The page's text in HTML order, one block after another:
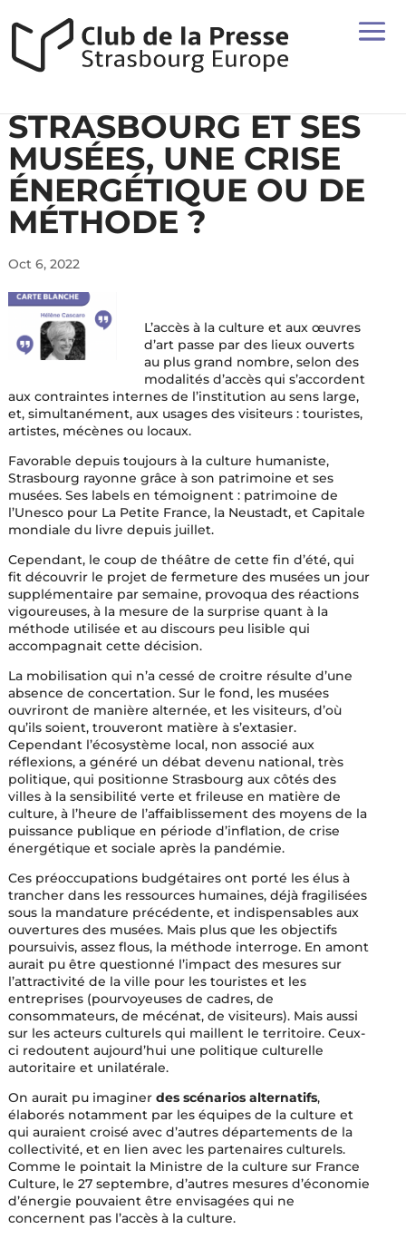
STRASBOURG ET SES
MUSÉES, UNE CRISE
ÉNERGÉTIQUE OU DE
MÉTHODE ?
Oct 6, 2022
L’accès à la culture et aux œuvres
d’art passe par des lieux ouverts
au plus grand nombre, selon des
modalités d’accès qui s’accordent
aux contraintes internes de l’institution au sens large,
et, simultanément, aux usages des visiteurs : touristes,
artistes, mécènes ou locaux.
Favorable depuis toujours à la culture humaniste,
Strasbourg rayonne grâce à son patrimoine et ses
musées. Ses labels en témoignent : patrimoine de
l’Unesco pour La Petite France, la Neustadt, et Capitale
mondiale du livre depuis juillet.
Cependant, le coup de théâtre de cette fin d’été, qui
fit découvrir le projet de fermeture des musées un jour
supplémentaire par semaine, provoqua des réactions
vigoureuses, à la mesure de la surprise quant à la
méthode utilisée et au discours peu lisible qui
accompagnait cette décision.
La mobilisation qui n’a cessé de croitre résulte d’une
absence de concertation. Sur le fond, les musées
ouvriront de manière alternée, et les visiteurs, d’où
qu’ils soient, trouveront matière à s’extasier.
Cependant l’écosystème local, non associé aux
réflexions, a généré un débat devenu national, très
politique, qui positionne Strasbourg aux côtés des
villes à la sensibilité verte et frileuse en matière de
culture, à l’heure de l’affaiblissement des moyens de la
puissance publique en période d’inflation, de crise
énergétique et sociale après la pandémie.
Ces préoccupations budgétaires ont porté les élus à
trancher dans les ressources humaines, déjà fragilisées
sous la mandature précédente, et indispensables aux
ouvertures des musées. Mais plus que les objectifs
poursuivis, assez flous, la méthode interroge. En amont
aurait pu être questionné l’impact des mesures sur
l’attractivité de la ville pour les touristes et les
entreprises (pourvoyeuses de cadres, de
consommateurs, de mécénat, de visiteurs). Mais aussi
sur les acteurs culturels qui maillent le territoire. Ceux-
ci redoutent aujourd’hui une politique culturelle
autoritaire et unilatérale.
On aurait pu imaginer des scénarios alternatifs,
élaborés notamment par les équipes de la culture et
qui auraient croisé avec d’autres départements de la
collectivité, et en lien avec les partenaires culturels.
Comme le pointait la Ministre de la culture sur France
Culture, le 27 septembre, d’autres mesures d’économie
d’énergie pouvaient être envisagées qui ne
concernent pas l’accès à la culture.